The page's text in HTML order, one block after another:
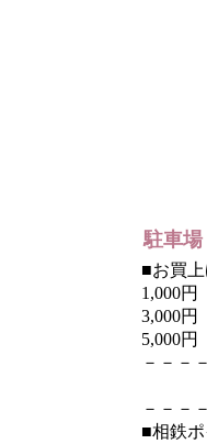
駐車場
■お買
1,000円
3,000円
5,000円
－－－
－－－
■相鉄